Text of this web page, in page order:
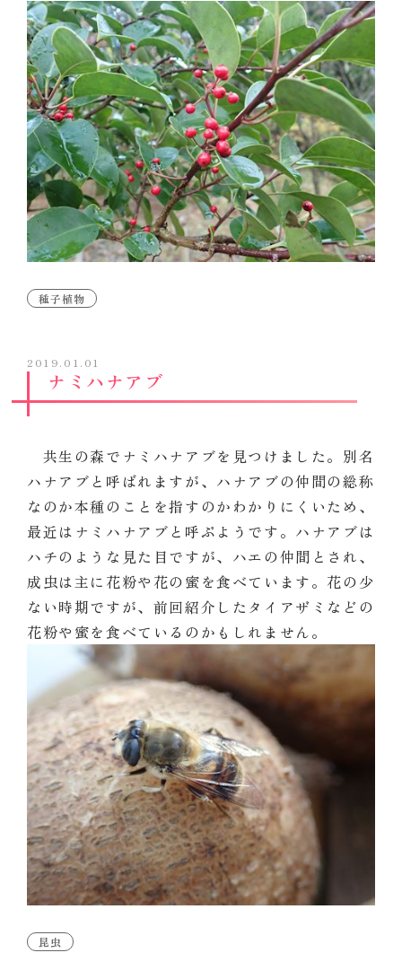
種子植物
2019.01.01
ナミハナアブ
共生の森でナミハナアブを見つけました。別名
ハナアブと呼ばれますが、ハナアブの仲間の総称
なのか本種のことを指すのかわかりにくいため、
最近はナミハナアブと呼ぶようです。ハナアブは
ハチのような見た目ですが、ハエの仲間とされ、
成虫は主に花粉や花の蜜を食べています。花の少
ない時期ですが、前回紹介したタイアザミなどの
花粉や蜜を食べているのかもしれません。
昆虫